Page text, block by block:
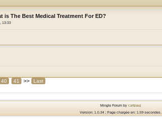
is The Best Medical Treatment For ED?
13:33
40 41 >> Last
Mingle Forum by cartpauj
Version: 1.0.34 ; Page chargée en: 1.59 secondes.